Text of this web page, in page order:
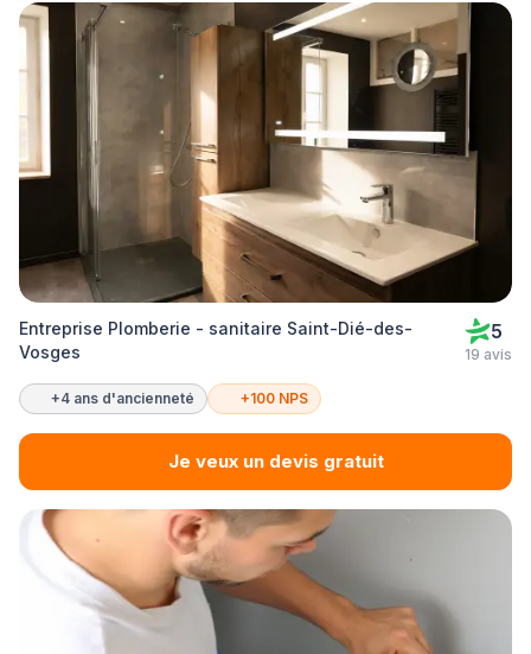
Entreprise Plomberie - sanitaire Saint-Dié-des-
Vosges
5
19 avis
+4 ans d'ancienneté +100 NPS
Je veux un devis gratuit